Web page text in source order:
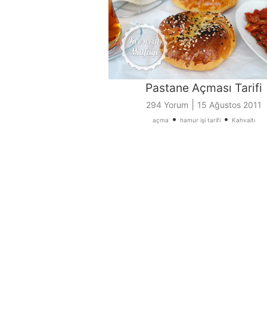
Pastane Açması Tarifi
294 Yorum 15 Ağustos 2011
açma • hamur işi tarifi • Kahvaltı